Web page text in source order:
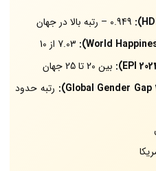
بین 20 تا 25 جهان
رتبه حدود